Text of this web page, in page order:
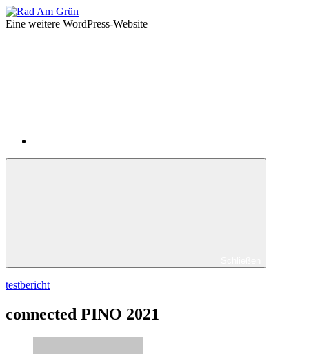
Zum
Inhalt
Am
Eine weitere WordPress-Website
testbericht
connected PINO 2021